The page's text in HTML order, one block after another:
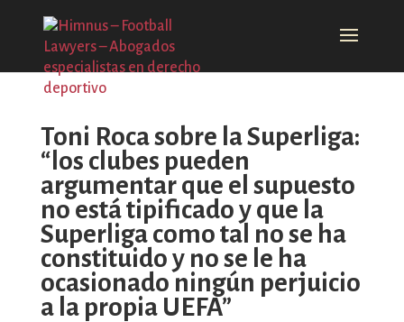
Toni Roca sobre la Superliga:
“los clubes pueden
argumentar que el supuesto
no está tipificado y que la
Superliga como tal no se ha
constituido y no se le ha
ocasionado ningún perjuicio
a la propia UEFA”